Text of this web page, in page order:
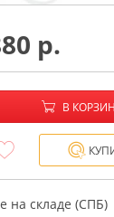
−
В
на складе (СПБ)